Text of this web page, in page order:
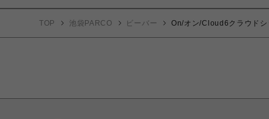
TOP 池袋PARCO ビーバー On/オン/Cloud6クラウドシ